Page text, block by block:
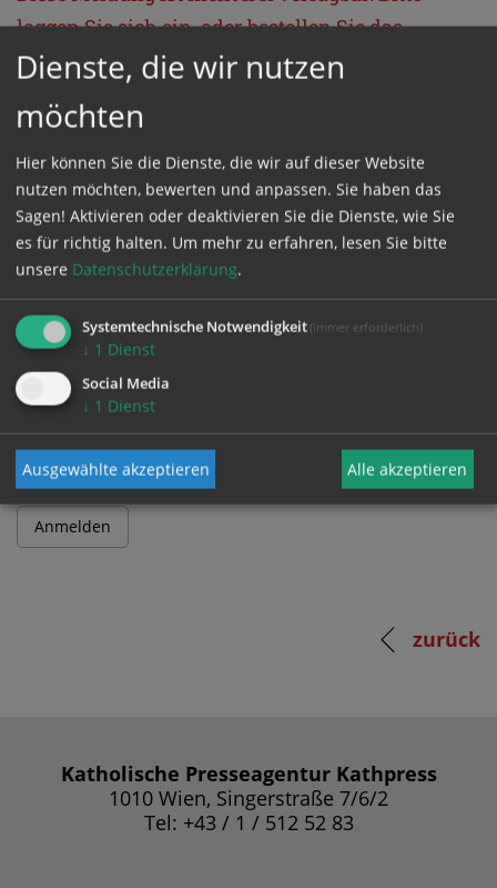
loggen Sie sich ein, oder bestellen Sie das
ProduktKathpress_online.
Bitte melden Sie sich mit Ihrem Benutzernamen
und Passwort an.
Benutzername
Passwort
zurück
Katholische Presseagentur Kathpress
1010 Wien, Singerstraße 7/6/2
Tel: +43 / 1 / 512 52 83
Dienste, die wir nutzen
möchten
Hier können Sie die Dienste, die wir auf dieser Website
nutzen möchten, bewerten und anpassen. Sie haben das
Sagen! Aktivieren oder deaktivieren Sie die Dienste, wie Sie
es für richtig halten. Um mehr zu erfahren, lesen Sie bitte
unsere Datenschutzerklärung.
Systemtechnische Notwendigkeit (immer erforderlich)
↓ 1 Dienst
Social Media
↓ 1 Dienst
Ausgewählte akzeptieren Alle akzeptieren